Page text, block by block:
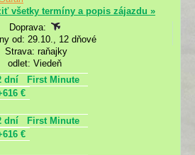
všetky termíny a popis zájazdu »
Doprava:
od: 29.10., 12 dňové
Strava: raňajky
odlet: Viedeň
dní
First Minute
€
dní
First Minute
€